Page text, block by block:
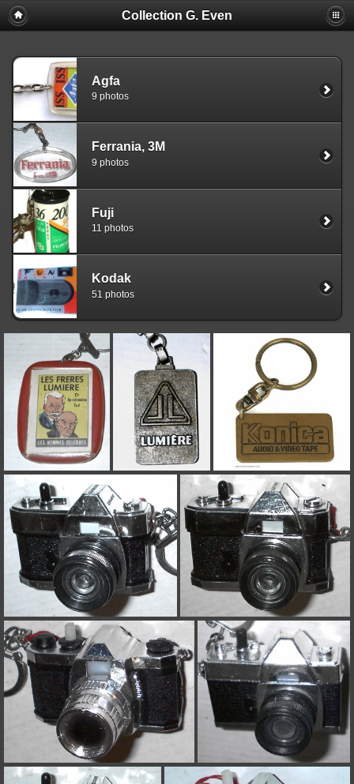
Collection G. Even
Agfa
9 photos
Ferrania, 3M
9 photos
Fuji
11 photos
Kodak
51 photos